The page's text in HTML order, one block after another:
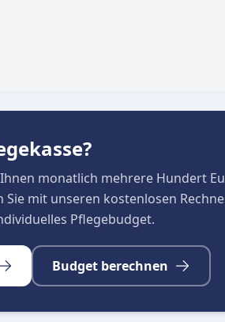
monatlich mehrere Hundert
mit unseren kostenlosen
Pflegebudget.
Budget berechnen